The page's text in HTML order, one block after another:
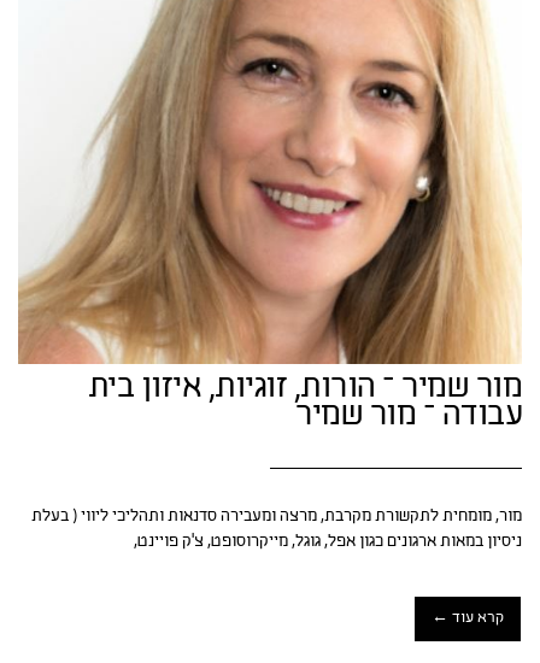
מור שמיר – הורות, זוגיות, איזון בית
עבודה – מור שמיר
מור, מומחית לתקשורת מקרבת, מרצה ומעבירה סדנאות ותהליכי ליווי ( בעלת
ניסיון במאות ארגונים כגון אפל, גוגל, מייקרוסופט, צ'ק פויינט,
קרא עוד ←